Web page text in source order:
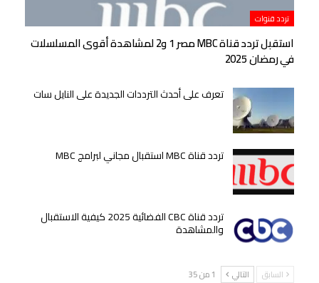
تردد قنوات
استقبل تردد قناة MBC مصر 1 و2 لمشاهدة أقوى المسلسلات
في رمضان 2025
تعرف على أحدث الترددات الجديدة على النايل سات
تردد قناة MBC استقبال مجاني لبرامج MBC
تردد قناة CBC الفضائية 2025 كيفية الاستقبال
والمشاهدة
السابق التالي 1 من 35